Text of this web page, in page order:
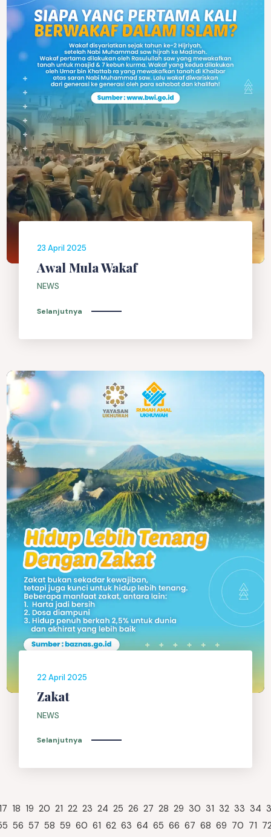
23 April 2025
Awal Mula Wakaf
NEWS
Selanjutnya
22 April 2025
Zakat
NEWS
Selanjutnya
18 19 20 21 22 23 24 25 26 27 28 29 30 31 32 33 34
56 57 58 59 60 61 62 63 64 65 66 67 68 69 70 71